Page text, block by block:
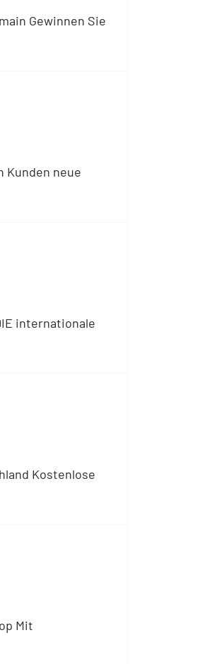
Gewinnen Sie
Kunden neue
internationale
Kostenlose
Mit